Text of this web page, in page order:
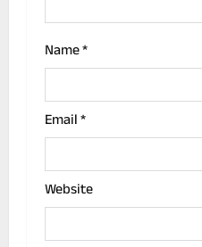
n
Name*
Email*
Website